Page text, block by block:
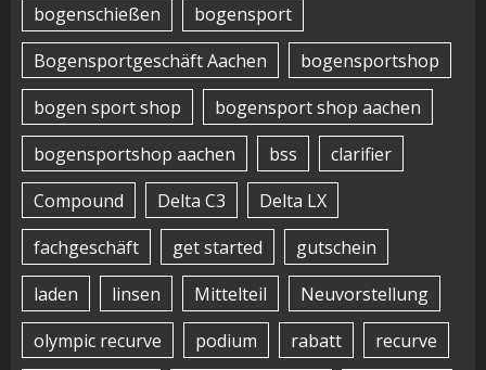
bogenschießen
bogensport
Bogensportgeschäft Aachen
bogensportshop
bogen sport shop
bogensport shop aachen
bogensportshop aachen
bss
clarifier
Compound
Delta C3
Delta LX
fachgeschäft
get started
gutschein
laden
linsen Mittelteil
Neuvorstellung
olympic recurve
podium rabatt
recurve